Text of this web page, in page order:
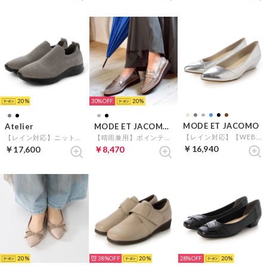
20
Atelier
￥17,600
30% 20
MODE ET JACOMO carino
￥8,470
MODE ET JACOMO
￥16,940
20 38% 20 28% 20